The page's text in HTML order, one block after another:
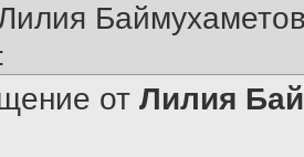
от Лилия